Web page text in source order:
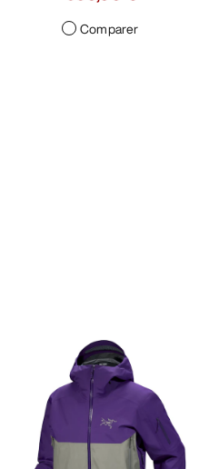
Comparer